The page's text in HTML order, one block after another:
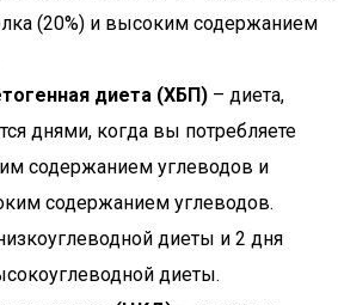
(20%) и высоким содержанием
диета (ХБП) – диета,
днями, когда вы потребляете
содержанием углеводов и
содержанием углеводов.
диеты и 2 дня
диеты.